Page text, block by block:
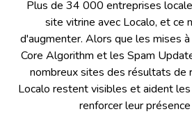
Plus de 34 000 entreprises
site vitrine avec Localo, et ce
d'augmenter. Alors que les mises
Core Algorithm et les Spam
nombreux sites des résultats de
Localo restent visibles et aident
renforcer leur